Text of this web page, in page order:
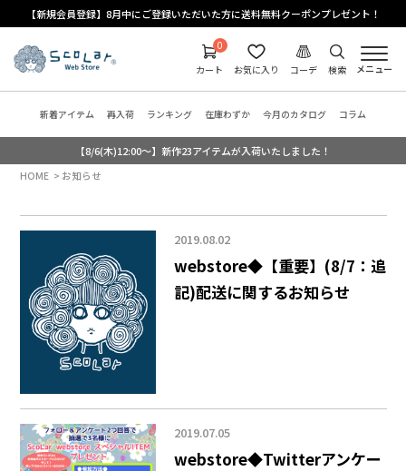
【新規会員登録】8月中にご登録いただいた方に送料無料クーポンプレゼント！
検索
コーデ
お気に入り
0
カート
メニュー
新着アイテム 再入荷 ランキング 在庫わずか 今月のカタログ コラム
【8/6(木)12:00～】新作23アイテムが入荷いたしました！
HOME お知らせ
2019.08.02
webstore◆【重要】(8/7：追
記)配送に関するお知らせ
2019.07.05
webstore◆Twitterアンケー